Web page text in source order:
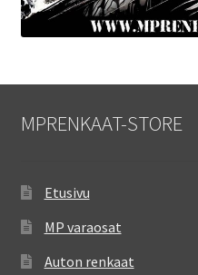
MPRENKAAT-STORE
Etusivu
MP varaosat
Auton renkaat